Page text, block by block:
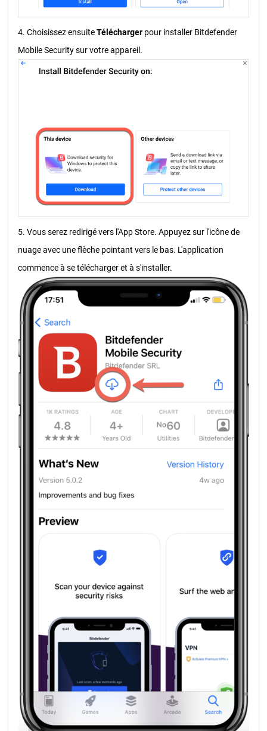
4. Choisissez ensuiteTélécharger pour installer Bitdefender
Mobile Security sur votre appareil.
5. Vous serez redirigé vers l'App Store. Appuyez sur l'icône de
nuage avec une flèche pointant vers le bas. L'application
commence à se télécharger et à s'installer.